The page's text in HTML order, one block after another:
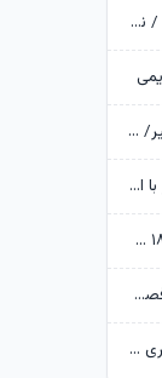
قیمت دلار امروز 18 مرداد 1405 / نوسان دلار در کریدور 180 هزار تومانی
دلایل تاخیر پروازها در روزهای اخیر/ به دنبال جایگزینی هواپیماهای نو هستیم
۴۰ درصد از شهدای دو جنگ اخیر با استفاده از علم ژنتیک شناسایی شدند/ ۳۵۱۹ شهید جنگ رمضان
ورود متروباس‌ها و اتوبوس‌های ۱۸ متری برقی به تهران
آماده‌سازی پارس جنوبی پیش از فصل سرد
مدیرعامل تامین اجتماعی: مستمری بازنشستگان فاصله زیادی با هزینه‌های آنها دارد